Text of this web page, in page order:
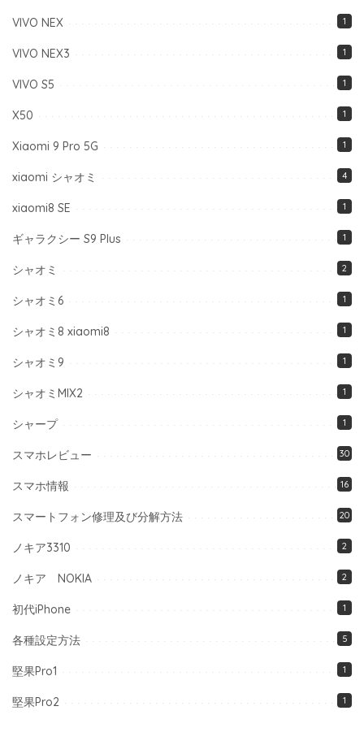
VIVO NEX 1
VIVO NEX3 1
VIVO S5 1
X50 1
Xiaomi 9 Pro 5G 1
xiaomi シャオミ 4
xiaomi8 SE 1
ギャラクシー S9 Plus 1
シャオミ 2
シャオミ6 1
シャオミ8 xiaomi8 1
シャオミ9 1
シャオミMIX2 1
シャープ 1
スマホレビュー 30
スマホ情報 16
スマートフォン修理及び分解方法 20
ノキア3310 2
ノキア NOKIA 2
初代iPhone 1
各種設定方法 5
堅果Pro1 1
堅果Pro2 1